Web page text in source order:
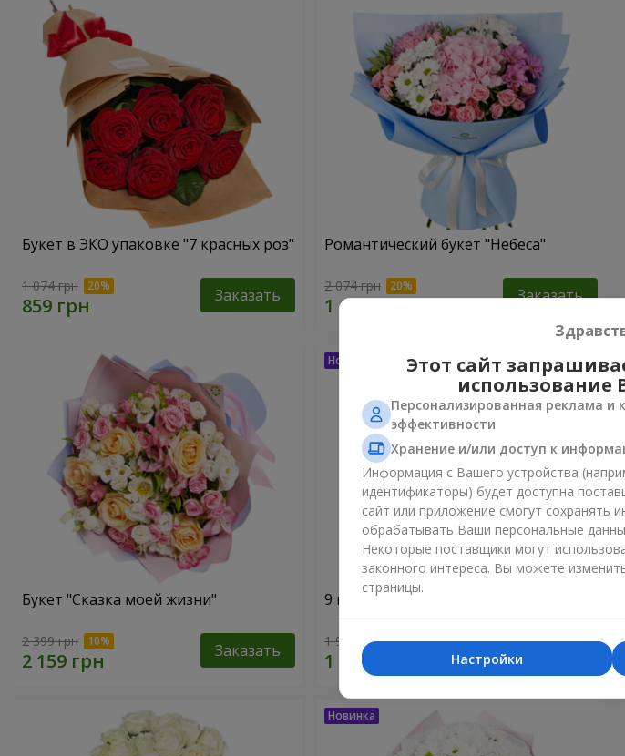
Букет в ЭКО упаковке "7 красных роз"
1 074 грн Заказать
Романтический букет "Небеса"
2 074 грн Заказать
Букет "Сказка моей жизни"
2 399 грн Заказать
9 кустовых кремовых
1 945 грн
Этот сайт
Персонализированная реклама и
эффективности
Хранение и/или доступ к
Информация с Вашего устройства
идентификаторы) будет доступна
сайт или приложение смогут сохранять
обрабатывать Ваши персональные
Некоторые поставщики могут
законного интереса. Вы можете
страницы.
Настройки